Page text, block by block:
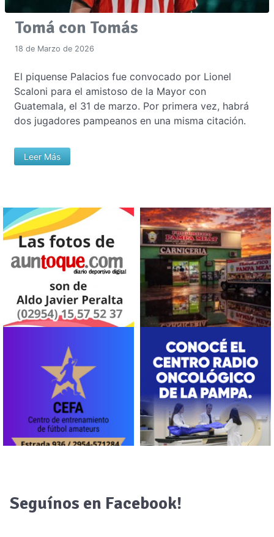
Tomá con Tomás
18 de Marzo de 2026
El piquense Palacios fue convocado por Lionel
Scaloni para el amistoso de la Mayor con
Guatemala, el 31 de marzo. Por primera vez, habrá
dos jugadores pampeanos en una misma citación.
Leer Más
Seguínos en Facebook!